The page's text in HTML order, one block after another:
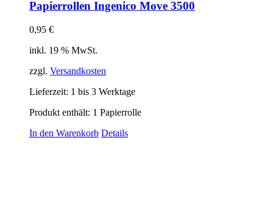
Papierrollen Ingenico Move 3500
0,95 €
inkl. 19 % MwSt.
zzgl. Versandkosten
Lieferzeit: 1 bis 3 Werktage
Produkt enthält: 1 Papierrolle
In den Warenkorb Details